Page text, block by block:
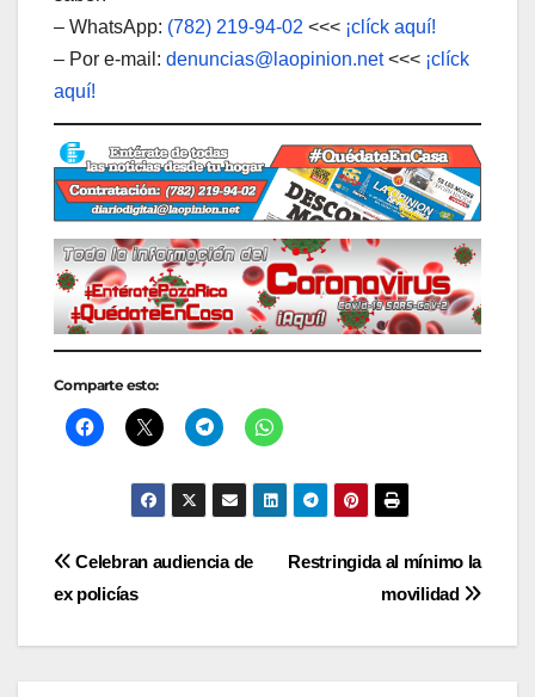
– WhatsApp: (782) 219-94-02 <<< ¡clíck aquí!
– Por e-mail: denuncias@laopinion.net<<< ¡clíck
aquí!
Comparte esto:
Navegación
de
Restringida al mínimo la
movilidad
Celebran audiencia de
ex policías